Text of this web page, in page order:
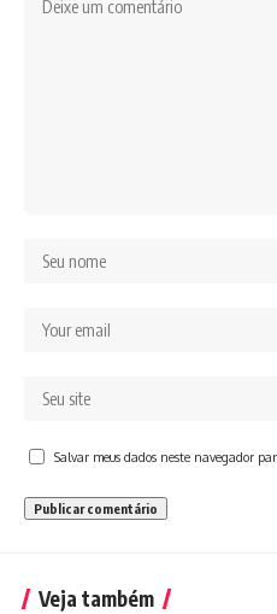
Salvar meus dados neste navegador
Veja também